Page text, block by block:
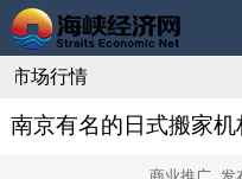
市场行情
南京有名的日式搬家